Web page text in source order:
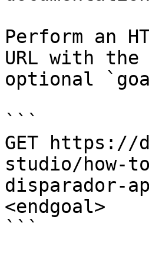
Perform an
URL with
optional
```
GET https://
studio/how-
disparador-
<endgoal>
```